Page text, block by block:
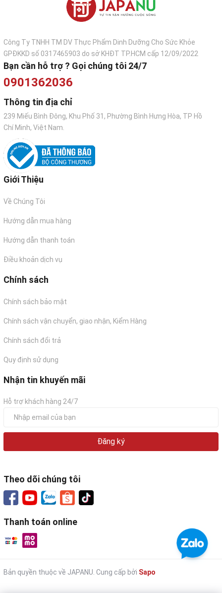
Công Ty TNHH TM DV Thực Phẩm Dinh Dưỡng Cho Sức Khỏe
GPĐKKD số 0317465903 do sở KHĐT TP.HCM cấp 12/09/2022
Bạn cần hỗ trợ ? Gọi chúng tôi 24/7
0901362036
Thông tin địa chỉ
239 Miếu Bình Đông, Khu Phố 31, Phường Bình Hưng Hòa, TP Hồ
Chí Minh, Việt Nam.
Giới Thiệu
Về Chúng Tôi
Hướng dẫn mua hàng
Hướng dẫn thanh toán
Điều khoản dịch vụ
Chính sách
Chính sách bảo mật
Chính sách vận chuyển, giao nhận, Kiểm Hàng
Chính sách đổi trả
Quy định sử dụng
Nhận tin khuyến mãi
Hỗ trợ khách hàng 24/7
Đăng ký
Theo dõi chúng tôi
Thanh toán online
Bản quyền thuộc về JAPANU. Cung cấp bởi Sapo